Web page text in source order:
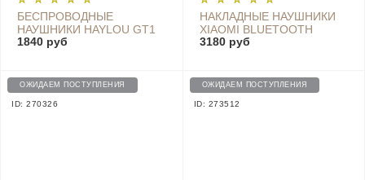
БЕСПРОВОДНЫЕ
НАУШНИКИ HAYLOU GT1
PLUS, BLACK
1840 руб
НАКЛАДНЫЕ НАУШНИКИ
XIAOMI BLUETOOTH
HEADPHONES
3180 руб
ОЖИДАЕМ ПОСТУПЛЕНИЯ
ID: 270326
ОЖИДАЕМ ПОСТУПЛЕНИЯ
ID: 273512